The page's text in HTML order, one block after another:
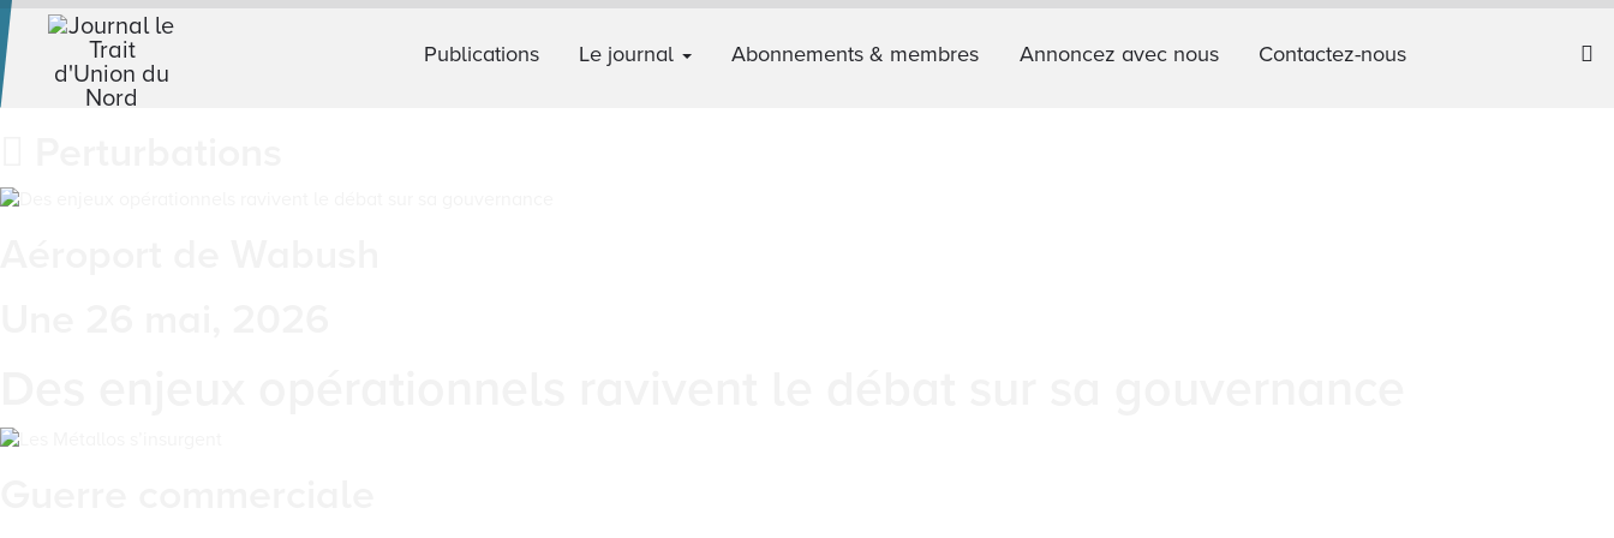
Publications Le journal Abonnements & membres Annoncez avec nous Contactez-nous